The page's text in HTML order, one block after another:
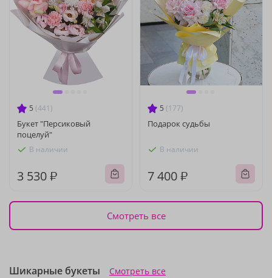
5 (441)
Букет "Персиковый
поцелуй"
В наличии
3 530 ₽
5 (177)
Подарок судьбы
В наличии
7 400 ₽
Смотреть все
Шикарные букеты Смотреть все